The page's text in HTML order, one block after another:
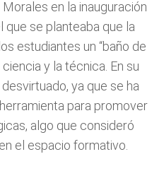
en la inauguración
que se planteaba que la
estudiantes un “baño de
y la técnica. En su
ya que se ha
para promover
algo que consideró
el espacio formativo.